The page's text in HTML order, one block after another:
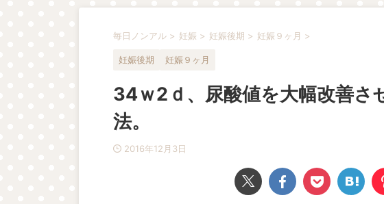
毎日ノンアル > 妊娠 > 妊娠後期 > 妊娠９ヶ月 >
妊娠後期 妊娠９ヶ月
34ｗ2ｄ、尿酸値を大幅改善さ
法。
2016年12月3日